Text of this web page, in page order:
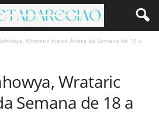
Wrataric eleito Atleta da Semana de 18 a
Wrataric
Semana de 18 a